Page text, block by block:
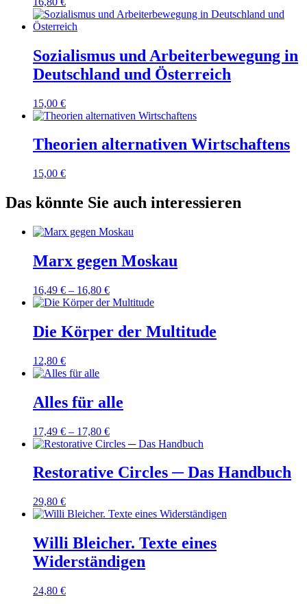
Sozialismus und Arbeiterbewegung in
Deutschland und Österreich
15,00 €
Theorien alternativen Wirtschaftens
15,00 €
Das könnte Sie auch interessieren
Marx gegen Moskau
16,49 € – 16,80 €
Die Körper der Multitude
12,80 €
Alles für alle
17,49 € – 17,80 €
Restorative Circles ─ Das Handbuch
29,80 €
Willi Bleicher. Texte eines
Widerständigen
24,80 €